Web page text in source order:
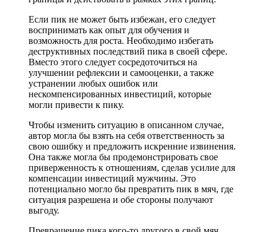
Если пик не может быть избежан, его следует
воспринимать как опыт для обучения и
возможность для роста. Необходимо избегать
деструктивных последствий пика в своей сфере.
Вместо этого следует сосредоточиться на
улучшении рефлексии и самооценки, а также
устранении любых ошибок или
нескомпенсированных инвестиций, которые
могли привести к пику.
Чтобы изменить ситуацию в описанном случае,
автор могла бы взять на себя ответственность за
свою ошибку и предложить искренние извинения.
Она также могла бы продемонстрировать свое
приверженность к отношениям, сделав усилие для
компенсации инвестиций мужчины. Это
потенциально могло бы превратить пик в мяч, где
ситуация разрешена и обе стороны получают
выгоду.